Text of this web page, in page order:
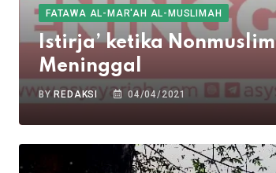
FATAWA AL-MAR'AH AL-MUSLIMAH
Istirja’ ketika Nonmuslim
Meninggal
BYREDAKSI 04/04/2021